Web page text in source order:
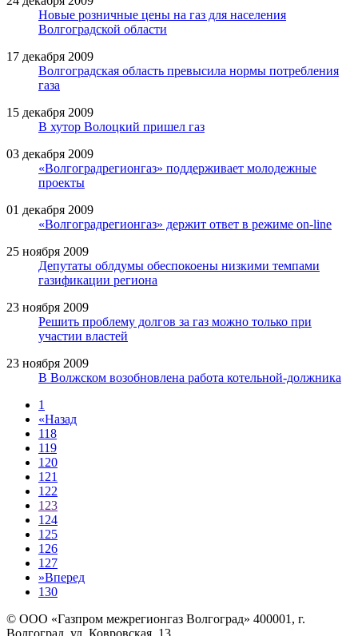
Новые розничные цены на газ для населения
Волгоградской области
17 декабря 2009
Волгоградская область превысила нормы потребления
газа
15 декабря 2009
В хутор Волоцкий пришел газ
03 декабря 2009
«Волгоградрегионгаз» поддерживает молодежные
проекты
01 декабря 2009
«Волгоградрегионгаз» держит ответ в режиме on-line
25 ноября 2009
Депутаты облдумы обеспокоены низкими темпами
газификации региона
23 ноября 2009
Решить проблему долгов за газ можно только при
участии властей
23 ноября 2009
В Волжском возобновлена работа котельной-должника
1
«Назад
118
119
120
121
122
123
124
125
126
127
»Вперед
130
© ООО «Газпром межрегионгаз Волгоград» 400001, г.
Волгоград, ул. Ковровская, 13